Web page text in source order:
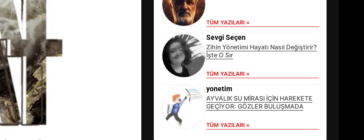
TÜM YAZILARI »
Sevgi Seçen
Zihin Yönetimi Hayatı Nasıl Değiştirir?
İşte O Sır
TÜM YAZILARI »
yonetim
AYVALIK SU MİRASI İÇİN HAREKETE
GEÇİYOR: GÖZLER BULUŞMADA
TÜM YAZILARI »
EİB’DE KRİTİK ATAMA:
SÜRDÜRÜLEBİLİRLİKTE NE
DEĞİŞECEK?